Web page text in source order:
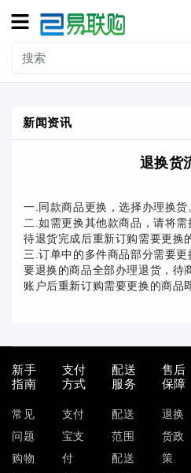
新闻资讯
退换货
一.同款商品更换，选择办理换货
二.如需更换其他款商品，请将需
待退货完成后重新订购需要更换
三.订单中的多件商品部分需要
要退换的商品全部办理退货，待
账户后重新订购需要更换的商品
新手
指南
常见
问题
购物
支付
方式
支付
宝支
付
配送
服务
配送
范围
配送
售后
保障
退换
货政
策